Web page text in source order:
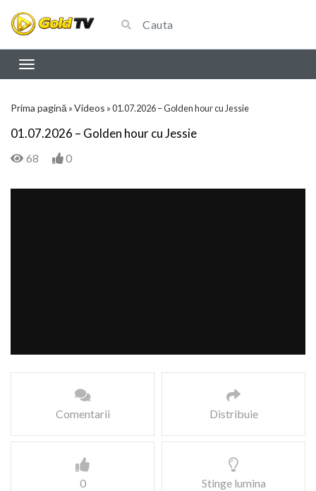
Prima pagină »Videos »01.07.2026 – Golden hour cu Jessie
01.07.2026 – Golden hour cu Jessie
68 0
Comentarii Distribuie
0 Stinge lumina